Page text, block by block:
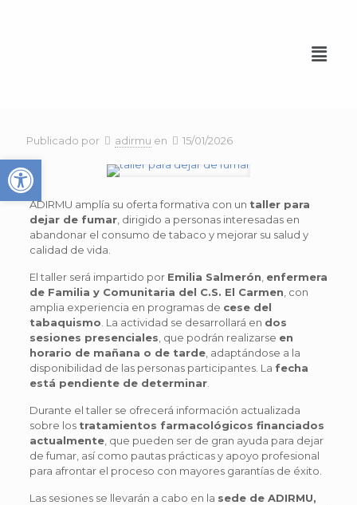
Publicado por adirmu en 15/01/2026
ADIRMU amplía su oferta formativa con un taller para
dejar de fumar, dirigido a personas interesadas en
abandonar el consumo de tabaco y mejorar su salud y
calidad de vida.
El taller será impartido por Emilia Salmerón enfermera
de Familia y Comunitaria del C.S. El Carmen , con
amplia experiencia en programas de cese del
tabaquismo . La actividad se desarrollará en dos
sesiones presenciales , que podrán realizarse en
horario de mañana o de tarde, adaptándose a la
disponibilidad de las personas participantes. La fecha
está pendiente de determinar.
Durante el taller se ofrecerá información actualizada
sobre los tratamientos farmacológicos financiados
actualmente, que pueden ser de gran ayuda para dejar
de fumar, así como pautas prácticas y apoyo profesional
para afrontar el proceso con mayores garantías de éxito.
Las sesiones se llevarán a cabo en la sede de ADIRMU,
Abrir barra de